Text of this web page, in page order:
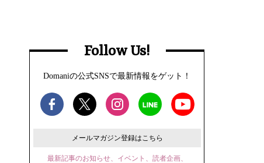
Follow Us!
Domaniの公式SNSで最新情報をゲット！
メールマガジン登録はこちら
最新記事のお知らせ、イベント、読者企画、